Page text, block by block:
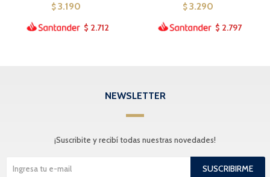
$ 3.190
$ 2.712
$ 3.290
$ 2.797
NEWSLETTER
¡Suscribite y recibí todas nuestras novedades!
SUSCRIBIRME